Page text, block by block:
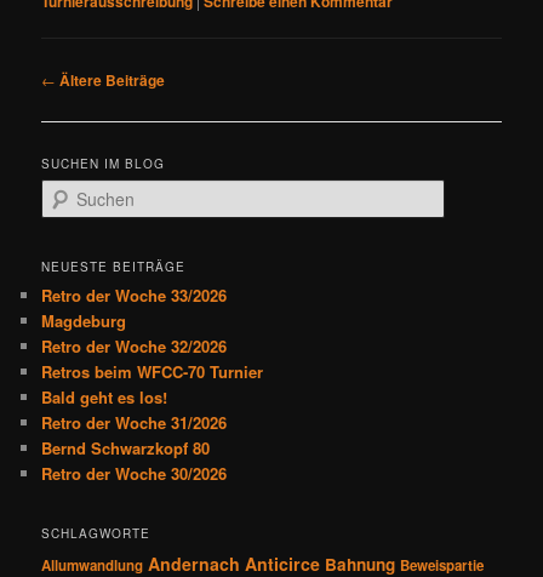
B
i
t
r
a
v
i
g
a
t
i
o
← Ältere Beiträge
SUCHEN IM BLOG
u
h
n
NEUESTE BEITRÄGE
Retro der Woche 33/2026
Magdeburg
Retro der Woche 32/2026
Retros beim WFCC-70 Turnier
Bald geht es los!
Retro der Woche 31/2026
Bernd Schwarzkopf 80
Retro der Woche 30/2026
SCHLAGWORTE
Allumwandlung Andernach Anticirce Bahnung Beweispartie